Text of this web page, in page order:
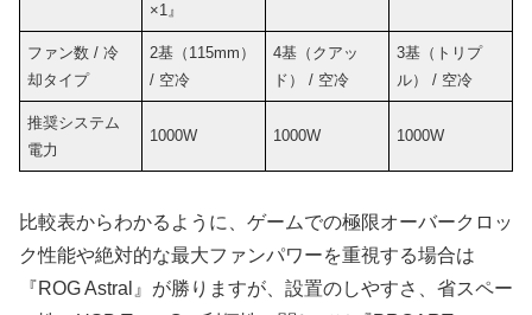
×1』
ファン数 / 冷
却タイプ
2基（115mm）
/ 空冷
4基（クアッ
ド） / 空冷
3基（トリプ
ル） / 空冷
推奨システム
電力
1000W 1000W 1000W
比較表からわかるように、ゲームでの極限オーバークロッ
ク性能や絶対的な最大ファンパワーを重視する場合は
『ROG Astral』が勝りますが、設置のしやすさ、省スペー